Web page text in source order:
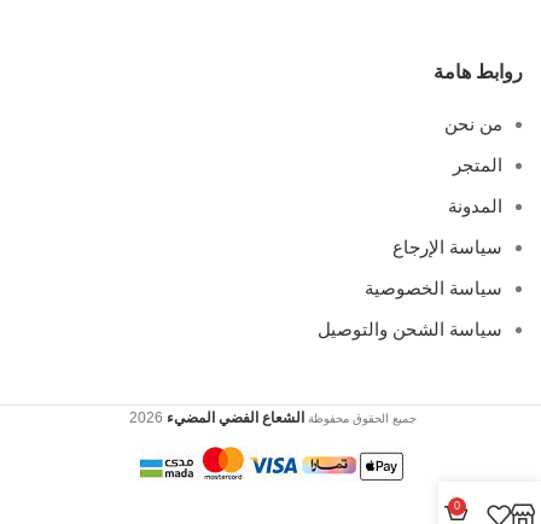
روابط هامة
من نحن
المتجر
المدونة
سياسة الإرجاع
سياسة الخصوصية
سياسة الشحن والتوصيل
جميع الحقوق محفوظة الشعاع الفضي المضيء 2026
0